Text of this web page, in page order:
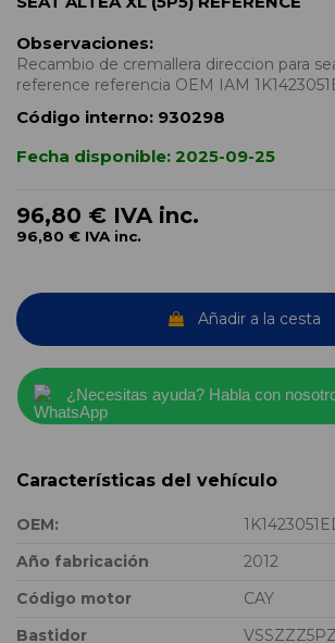
Observaciones:
Recambio de cremallera direccion para
reference referencia OEM IAM
Código interno: 930298
Fecha disponible: 2025-09-25
96,80 € IVA inc.
96,80 € IVA inc.
Añadir a la cesta
¿Necesitas ayuda? Habla con
Características del vehículo
OEM:
Año fabricación
2012
Código motor
CAY
Bastidor